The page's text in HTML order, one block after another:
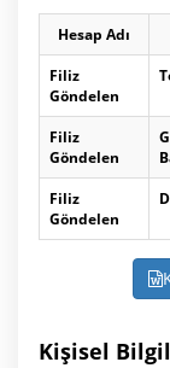
Hesap Adı
Filiz
Göndelen
Filiz
Göndelen
Filiz
Göndelen
Kişisel